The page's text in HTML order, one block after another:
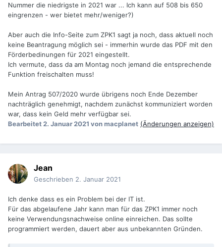
Nummer die niedrigste in 2021 war ... Ich kann auf 508 bis 650
eingrenzen - wer bietet mehr/weniger?)
Aber auch die Info-Seite zum ZPK1 sagt ja noch, dass aktuell noch
keine Beantragung möglich sei - immerhin wurde das PDF mit den
Förderbedinungen für 2021 eingestellt.
Ich vermute, dass da am Montag noch jemand die entsprechende
Funktion freischalten muss!
Mein Antrag 507/2020 wurde übrigens noch Ende Dezember
nachträglich genehmigt, nachdem zunächst kommuniziert worden
war, dass kein Geld mehr verfügbar sei.
Bearbeitet 2. Januar 2021 von macplanet (Änderungen anzeigen)
Jean
Geschrieben 2. Januar 2021
Ich denke dass es ein Problem bei der IT ist.
Für das abgelaufene Jahr kann man für das ZPK1 immer noch
keine Verwendungsnachweise online einreichen. Das sollte
programmiert werden, dauert aber aus unbekannten Gründen.